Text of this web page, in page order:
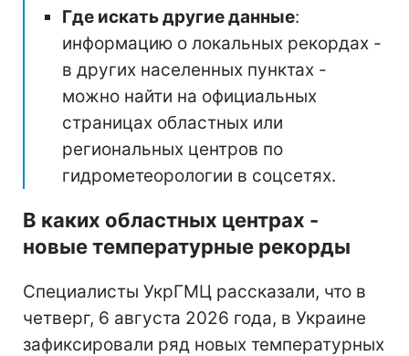
Где искать другие данные:
информацию о локальных рекордах -
в других населенных пунктах -
можно найти на официальных
страницах областных или
региональных центров по
гидрометеорологии в соцсетях.
В каких областных центрах -
новые температурные рекорды
Специалисты УкрГМЦ рассказали, что в
четверг, 6 августа 2026 года, в Украине
зафиксировали ряд новых температурных